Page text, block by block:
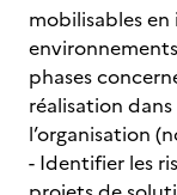
mobilisables
phases
réalisation
l’organisation
- Identifier les